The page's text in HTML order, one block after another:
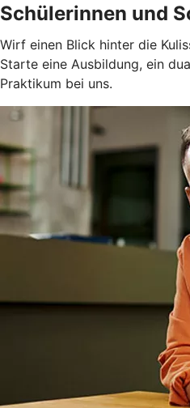
Schülerinnen und
Wirf einen Blick hinter die
Starte eine Ausbildung, ein
Praktikum bei uns.